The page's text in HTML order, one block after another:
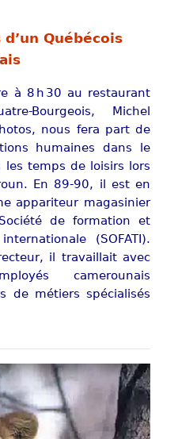
Québécois
à 8 h 30 au restaurant
Bourgeois, Michel
nous fera part de
humaines dans le
temps de loisirs lors
En 89-90, il est en
appariteur magasinier
de formation et
(SOFATI).
il travaillait avec
camerounais
de métiers spécialisés